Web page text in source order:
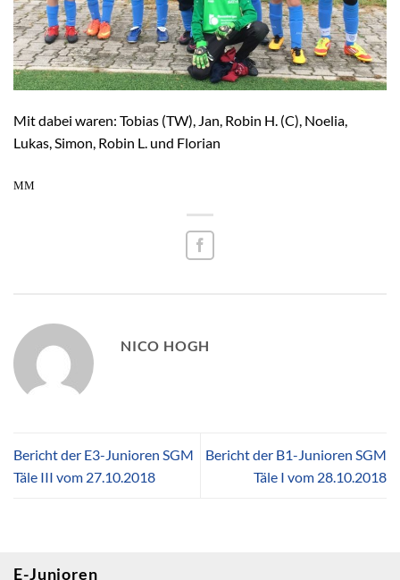
Mit dabei waren: Tobias (TW), Jan, Robin H. (C), Noelia,
Lukas, Simon, Robin L. und Florian
MM
NICO HOGH
Bericht der E3-Junioren SGM
Täle III vom 27.10.2018
Bericht der B1-Junioren SGM
Täle I vom 28.10.2018
E-Junioren